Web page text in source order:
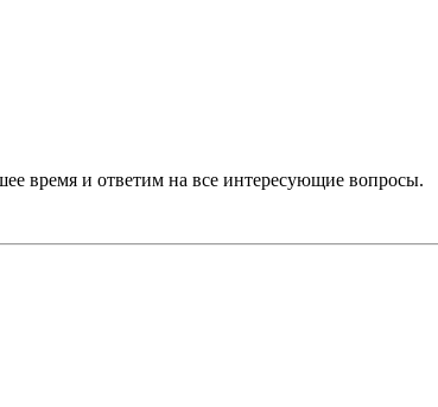
время и ответим на все интересующие вопросы.